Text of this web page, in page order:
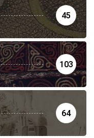
45
103
64